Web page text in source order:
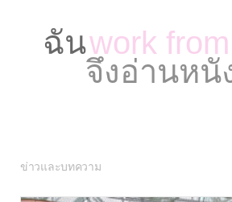
ฉันwork
จึงอ่านหนั
ข่าวและบทความ